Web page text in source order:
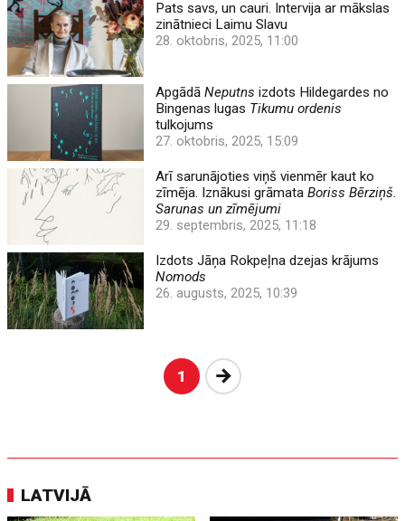
Pats savs, un cauri. Intervija ar mākslas
zinātnieci Laimu Slavu
28. oktobris, 2025, 11:00
ApgādāNeputns izdots Hildegardes no
Bingenas lugas Tikumu ordenis
tulkojums
27. oktobris, 2025, 15:09
Arī sarunājoties viņš vienmēr kaut ko
zīmēja. Iznākusi grāmataBoriss Bērziņš.
Sarunas un zīmējumi
29. septembris, 2025, 11:18
Izdots Jāņa Rokpeļna dzejas krājums
Nomods
26. augusts, 2025, 10:39
1 Nākošā
LATVIJĀ